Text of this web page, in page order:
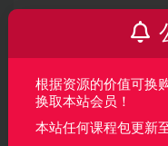
根据资源的价值可换
换取本站会员！
本站任何课程包更新